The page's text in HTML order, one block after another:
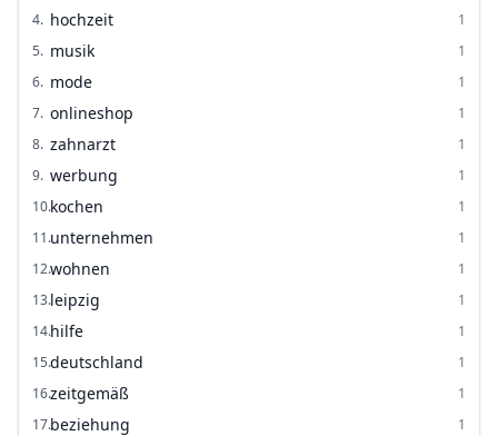
4. hochzeit
1
5. musik
1
6. mode
1
7. onlineshop
1
8. zahnarzt
1
9. werbung
1
10.kochen
1
11.unternehmen
1
12.wohnen
1
13.leipzig
1
14.hilfe
1
15.deutschland
1
16.zeitgemäß
1
17.beziehung
1